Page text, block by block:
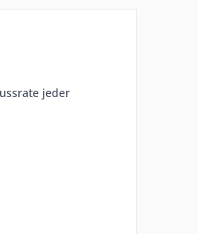
jeder